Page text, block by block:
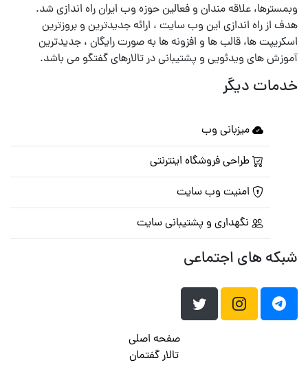
وبمسترها، علاقه مندان و فعالین حوزه وب ایران راه اندازی شد.
هدف از راه اندازی این وب سایت ، ارائه جدیدترین و بروزترین
اسکریپت ها، قالب ها و افزونه ها به صورت رایگان ، جدیدترین
آموزش های ویدئویی و پشتیبانی در تالارهای گفتگو می باشد.
خدمات دیگر
میزبانی وب
طراحی فروشگاه اینترنتی
امنیت وب سایت
نگهداری و پشتیبانی سایت
شبکه های اجتماعی
صفحه اصلی
تالار گفتمان